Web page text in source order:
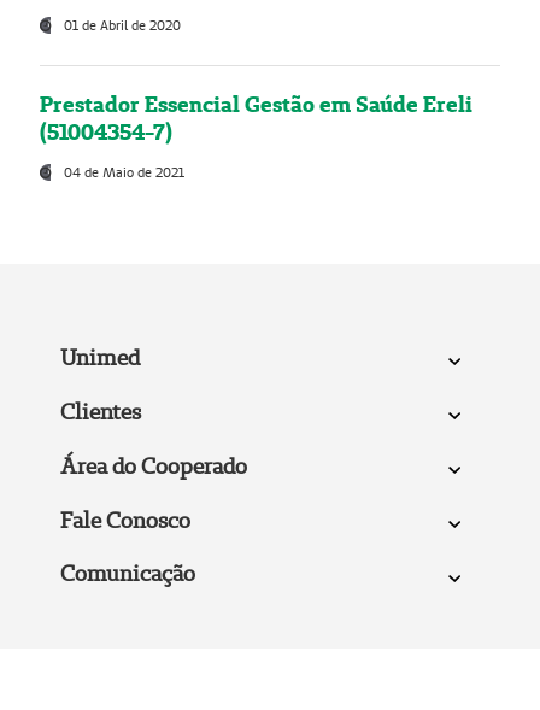
01 de Abril de 2020
Prestador Essencial Gestão em Saúde Ereli
(51004354-7)
04 de Maio de 2021
Unimed
Clientes
Área do Cooperado
Fale Conosco
Comunicação